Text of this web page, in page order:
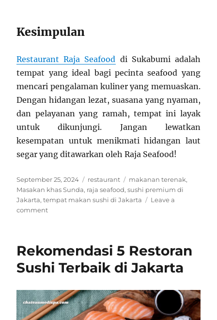
Kesimpulan
Restaurant Raja Seafood di Sukabumi adalah
tempat yang ideal bagi pecinta seafood yang
mencari pengalaman kuliner yang memuaskan.
Dengan hidangan lezat, suasana yang nyaman,
dan pelayanan yang ramah, tempat ini layak
untuk dikunjungi. Jangan lewatkan
kesempatan untuk menikmati hidangan laut
segar yang ditawarkan oleh Raja Seafood!
Posted
on
September 25, 2024 Categories
restaurant Tags
makanan terenak,
Masakan khas Sunda, raja seafood,sushi premium di
Jakarta,tempat makan sushi di Jakarta
Leave a
commenton
Sukabumi
Rekomendasi 5 Restoran
Sushi Terbaik di Jakarta